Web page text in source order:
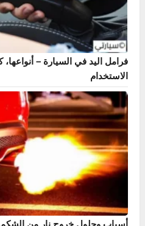
فرامل اليد في السيارة –
الاستخدام